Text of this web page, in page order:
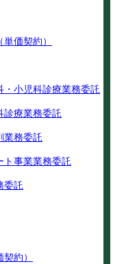
価契約）
・小児科診療業務委託
診療業務委託
業務委託
ト事業業務委託
委託
約）